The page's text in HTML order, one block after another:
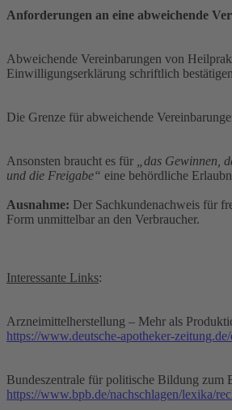
Anforderungen an eine abweichende
Abweichende Vereinbarungen von
Einwilligungserklärung schriftlich
Die Grenze für abweichende
Ansonsten braucht es für
„das Gewinnen,
und die Freigabe“ eine behördliche
Ausnahme: Der Sachkundenachweis für
Form unmittelbar an den Verbraucher.
Interessante Links:
Arzneimittelherstellung – Mehr als
https://www.deutsche-apotheker-
Bundeszentrale für politische Bildung zum
https://www.bpb.de/nachschlagen/lexika/